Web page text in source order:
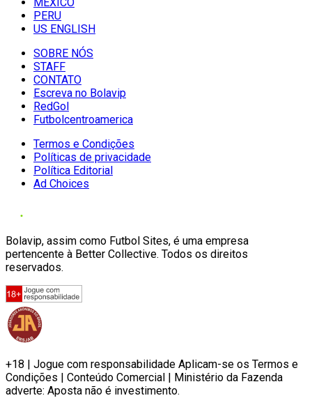
PERU
US ENGLISH
SOBRE NÓS
STAFF
CONTATO
Escreva no Bolavip
RedGol
Futbolcentroamerica
Termos e Condições
Políticas de privacidade
Política Editorial
Ad Choices
Bolavip, assim como Futbol Sites, é uma empresa
pertencente à Better Collective. Todos os direitos
reservados.
+18 | Jogue com responsabilidade Aplicam-se os Termos e
Condições | Conteúdo Comercial | Ministério da Fazenda
adverte: Aposta não é investimento.